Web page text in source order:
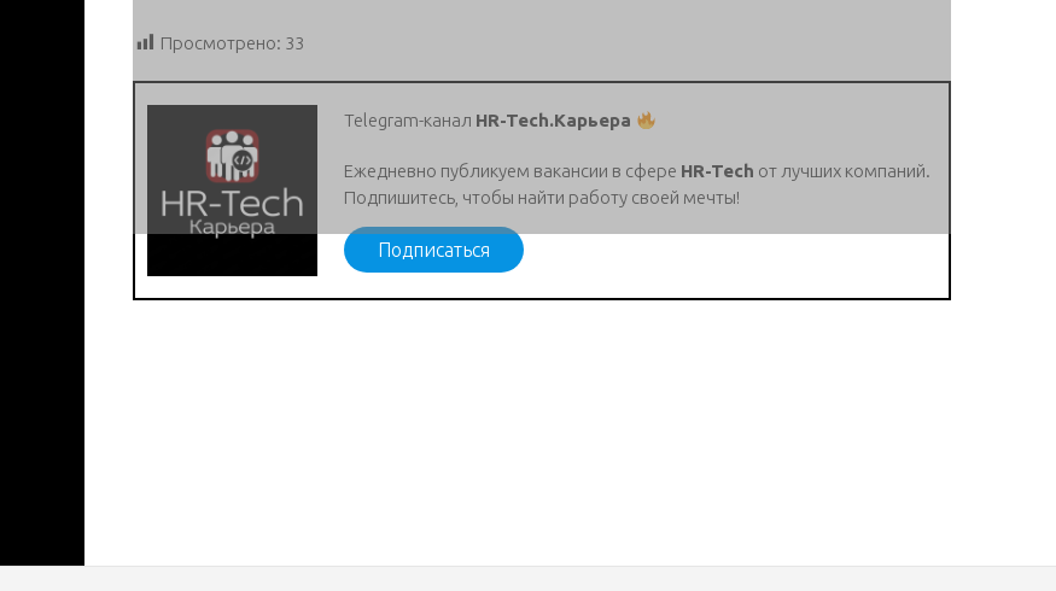
Просмотрено: 33
Telegram-канал HR-Tech.Карьера
Ежедневно публикуем вакансии в сфере HR-Tech от лучших компаний.
Подпишитесь, чтобы найти работу своей мечты!
Подписаться